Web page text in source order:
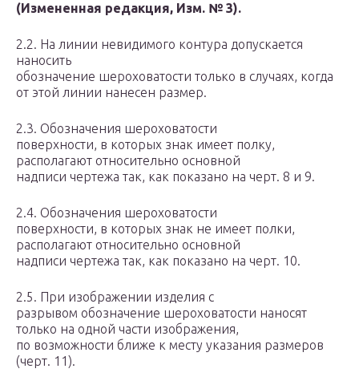
(Измененная редакция, Изм. № 3).
2.2. На линии невидимого контура допускается
наносить
обозначение шероховатости только в случаях, когда
от этой линии нанесен размер.
2.3. Обозначения шероховатости
поверхности, в которых знак имеет полку,
располагают относительно основной
надписи чертежа так, как показано на черт. 8 и 9.
2.4. Обозначения шероховатости
поверхности, в которых знак не имеет полки,
располагают относительно основной
надписи чертежа так, как показано на черт. 10.
2.5. При изображении изделия с
разрывом обозначение шероховатости наносят
только на одной части изображения,
по возможности ближе к месту указания размеров
(черт. 11).